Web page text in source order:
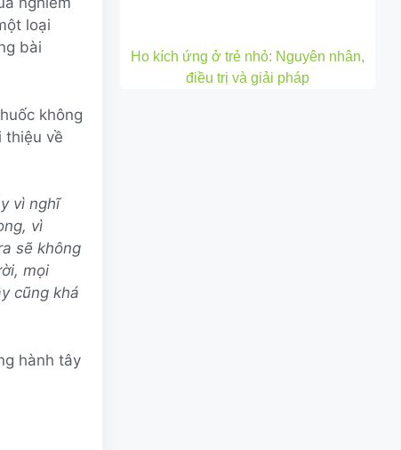
loại
bài
không
thiệu về
vì nghĩ
vì
sẽ không
mọi
cũng khá
hành tây
Ho kích ứng ở trẻ nhỏ: Nguyên nhân,
điều trị và giải pháp